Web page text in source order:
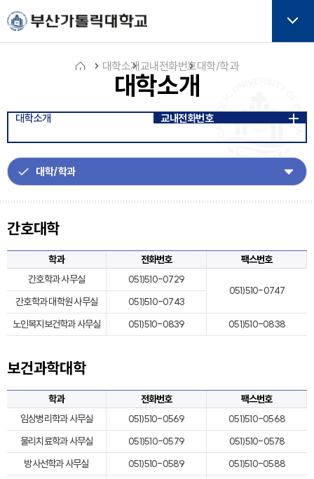
주메뉴로 가기
본문으로 가기
하단으로 가기
대학소개
이
콘
대학소개교내전화번호대학/학과
대학소개 교내전화번호
간호대학
학과 전화번호
팩스번호
간호학과 사무실
051)510-0729
051)510-0747
간호학과 대학원 사무실
051)510-0743
노인복지보건학과 사무실
051)510-0839 051)510-0838
보건과학대학
학과 전화번호
팩스번호
임상병리학과 사무실
051)510-0569
051)510-0568
물리치료학과 사무실
051)510-0579
051)510-0578
방사선학과 사무실
051)510-0589
051)510-0588